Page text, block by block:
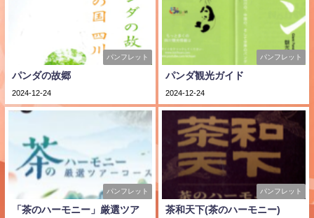
パンフレット
パンダの故郷
2024-12-24
パンフレット
パンダ観光ガイド
2024-12-24
パンフレット
「茶のハーモニー」厳選ツア
パンフレット
茶和天下(茶のハーモニー)